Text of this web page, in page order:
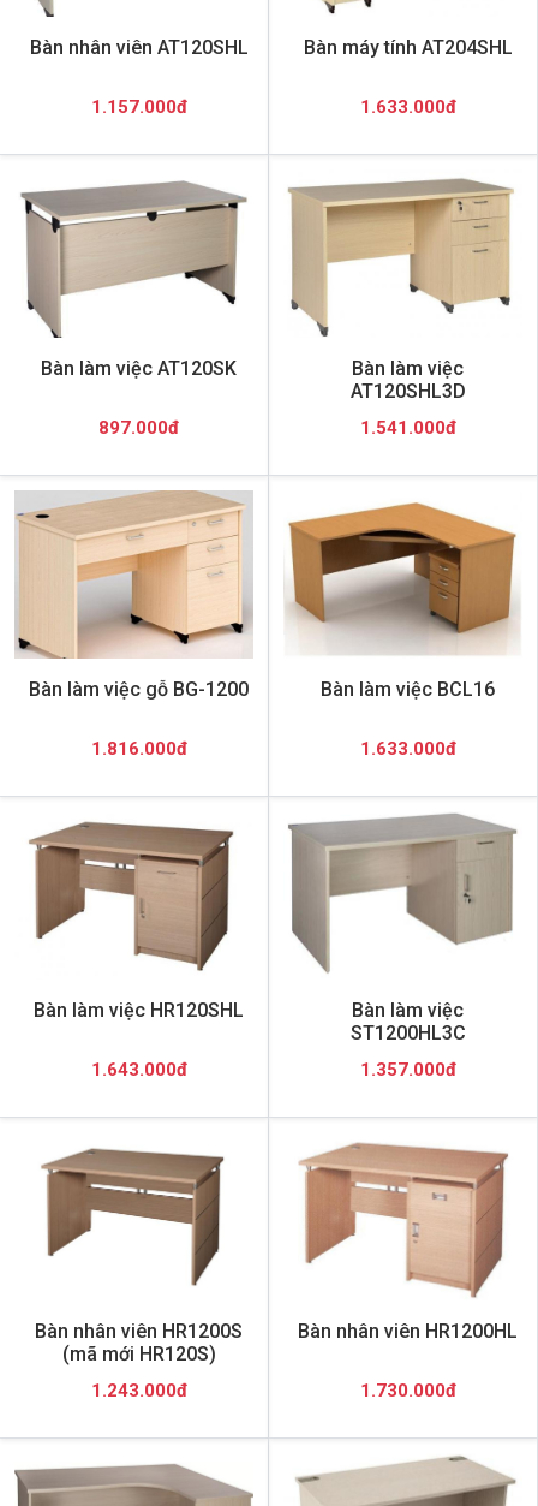
Bàn nhân viên AT120SHL
1.157.000đ
Bàn máy tính AT204SHL
1.633.000đ
Bàn làm việc AT120SK
897.000đ
Bàn làm việc
AT120SHL3D
1.541.000đ
Bàn làm việc gỗ BG-1200
1.816.000đ
Bàn làm việc BCL16
1.633.000đ
Bàn làm việc HR120SHL
1.643.000đ
Bàn làm việc
ST1200HL3C
1.357.000đ
Bàn nhân viên HR1200S
(mã mới HR120S)
1.243.000đ
Bàn nhân viên HR1200HL
1.730.000đ